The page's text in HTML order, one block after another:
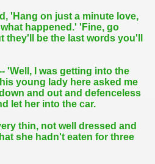
'Hang on just a minute love,
happened.' 'Fine, go
they'll be the last words you'll
'Well, I was getting into the
young lady here asked me
and out and defenceless
let her into the car.
thin, not well dressed and
she hadn't eaten for three